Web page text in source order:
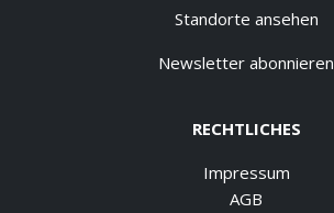
Standorte ansehen
Newsletter abonnieren
RECHTLICHES
Impressum
AGB